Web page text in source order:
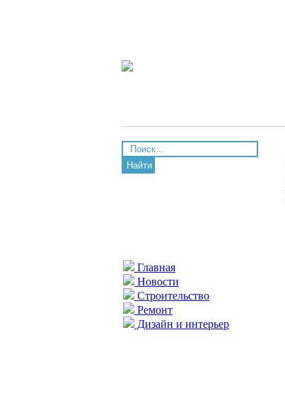
Найти
Главная
Новости
Строительство
Ремонт
Дизайн и интерьер